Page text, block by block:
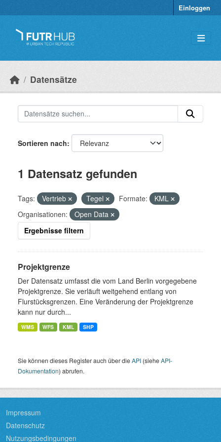
Einloggen
Datensätze
Sortieren nach
1 Datensatz gefunden
Tags: Vertrieb Tegel Formate:
KML
Organisationen:
Open Data
Ergebnisse filtern
Projektgrenze
Der Datensatz umfasst die vom Land Berlin vorgegebene
Projektgrenze. Sie verläuft weitgehend entlang von
Flurstücksgrenzen. Eine Veränderung der Projektgrenze
kann nur durch...
WMS WFS KML SHP
Sie können dieses Register auch über dieAPI (sieheAPI-
Dokumentation) abrufen.
Impressum
Datenschutz
Nutzungsbedingungen